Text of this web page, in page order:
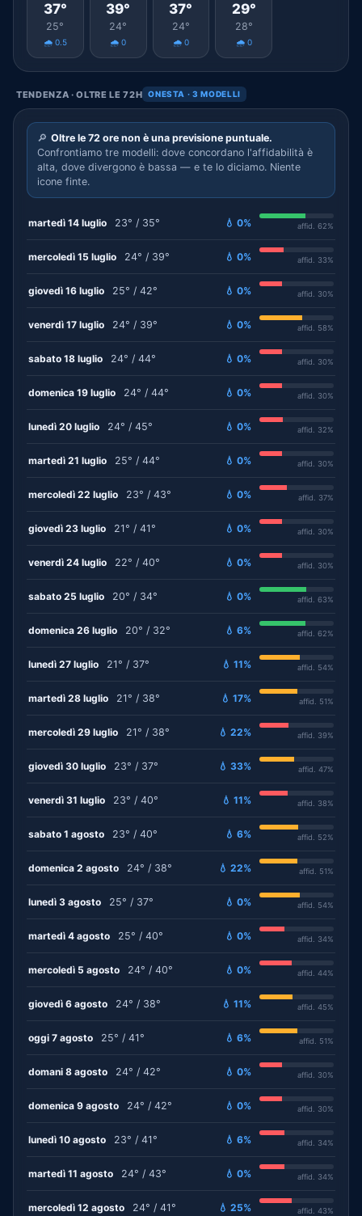
37°
25°
🌧️ 0.5
39°
24°
🌧️ 0
37°
24°
🌧️ 0
29°
28°
🌧️ 0
TENDENZA · OLTRE LE 72H ONESTA · 3 MODELLI
🔎 Oltre le 72 ore non è una previsione puntuale.
Confrontiamo tre modelli: dove concordano l'affidabilità è
alta, dove divergono è bassa — e te lo diciamo. Niente
icone finte.
martedì 14 luglio 23° / 35° 💧 0% affid. 62%
mercoledì 15 luglio 24° / 39° 💧 0% affid. 33%
giovedì 16 luglio 25° / 42° 💧 0% affid. 30%
venerdì 17 luglio 24° / 39° 💧 0% affid. 58%
sabato 18 luglio 24° / 44° 💧 0% affid. 30%
domenica 19 luglio 24° / 44° 💧 0% affid. 30%
lunedì 20 luglio 24° / 45° 💧 0% affid. 32%
martedì 21 luglio 25° / 44° 💧 0% affid. 30%
mercoledì 22 luglio 23° / 43° 💧 0% affid. 37%
giovedì 23 luglio 21° / 41° 💧 0% affid. 30%
venerdì 24 luglio 22° / 40° 💧 0% affid. 30%
sabato 25 luglio 20° / 34° 💧 0% affid. 63%
domenica 26 luglio 20° / 32° 💧 6% affid. 62%
lunedì 27 luglio 21° / 37° 💧 11% affid. 54%
martedì 28 luglio 21° / 38° 💧 17% affid. 51%
mercoledì 29 luglio 21° / 38° 💧 22% affid. 39%
giovedì 30 luglio 23° / 37° 💧 33% affid. 47%
venerdì 31 luglio 23° / 40° 💧 11% affid. 38%
sabato 1 agosto 23° / 40° 💧 6% affid. 52%
domenica 2 agosto 24° / 38° 💧 22% affid. 51%
lunedì 3 agosto 25° / 37° 💧 0% affid. 54%
martedì 4 agosto 25° / 40° 💧 0% affid. 34%
mercoledì 5 agosto 24° / 40° 💧 0% affid. 44%
giovedì 6 agosto 24° / 38° 💧 11% affid. 45%
oggi 7 agosto 25° / 41° 💧 6% affid. 51%
domani 8 agosto 24° / 42° 💧 0% affid. 30%
domenica 9 agosto 24° / 42° 💧 0% affid. 30%
lunedì 10 agosto 23° / 41° 💧 6% affid. 34%
martedì 11 agosto 24° / 43° 💧 0% affid. 34%
mercoledì 12 agosto 24° / 41° 💧 25% affid. 43%